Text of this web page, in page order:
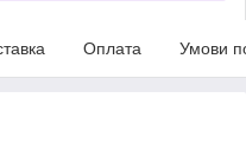
Оплата Умови